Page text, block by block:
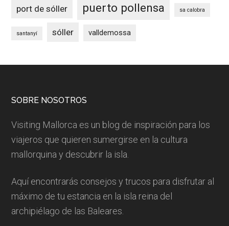
port de sóller puerto pollensa sa calobra
santanyí sóller valldemossa
Footer
SOBRE NOSOTROS
Visiting Mallorca es un blog de inspiración para los
viajeros que quieren sumergirse en la cultura
mallorquina y descubrir la isla.
Aquí encontrarás consejos y trucos para disfrutar al
máximo de tu estancia en la isla reina del
archipiélago de las Baleares.